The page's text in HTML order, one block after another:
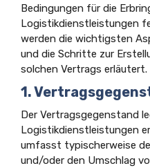
Bedingungen für die
Logistikdienstleistungen
werden die wichtigsten
und die Schritte zur
solchen Vertrags erläutert.
1.
Der Vertragsgegenstand
Logistikdienstleistungen
umfasst typischerweise
und/oder den Umschlag